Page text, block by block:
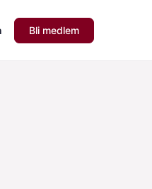
Bli medlem